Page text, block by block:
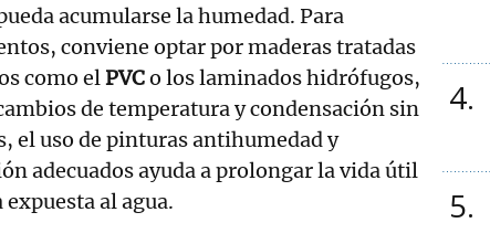
acumularse la humedad. Para
conviene optar por maderas tratadas
como elPVCo los laminados hidrófugos,
de temperatura y condensación sin
el uso de pinturas antihumedad y
adecuados ayuda a prolongar la vida útil
al agua.
4
5